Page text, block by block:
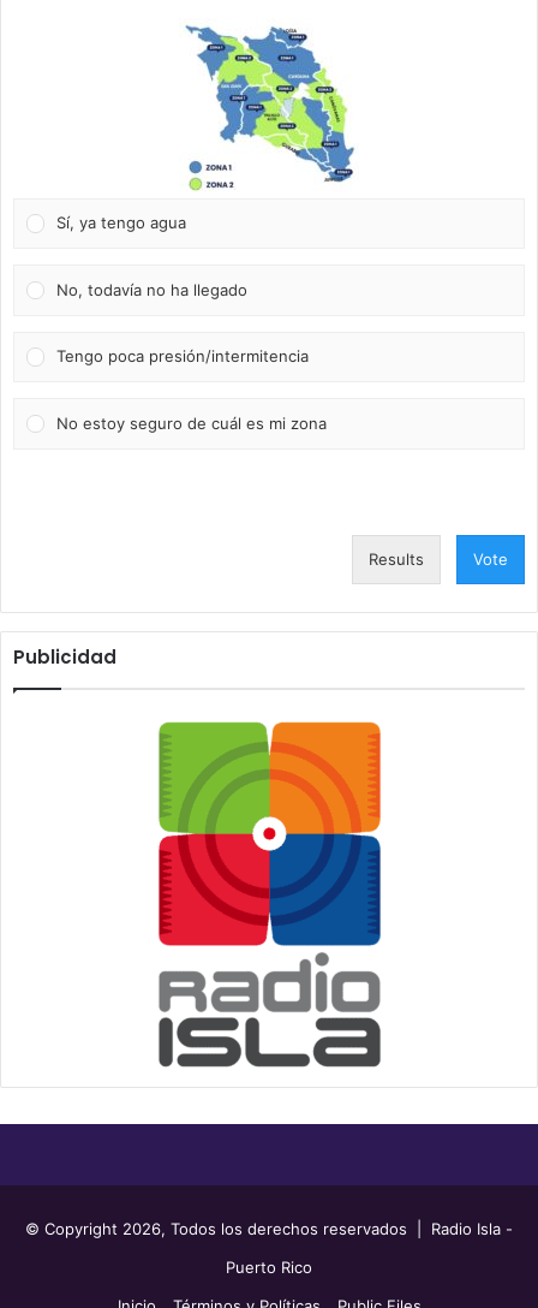
Sí, ya tengo agua
No, todavía no ha llegado
Tengo poca presión/intermitencia
No estoy seguro de cuál es mi zona
Results Vote
Publicidad
© Copyright 2026, Todos los derechos reservados | Radio Isla -
Puerto Rico